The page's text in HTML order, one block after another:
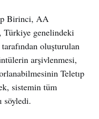
Birinci, AA
Türkiye genelindeki
oluşturulan
arşivlenmesi,
Teletıp
sistemin tüm
söyledi.